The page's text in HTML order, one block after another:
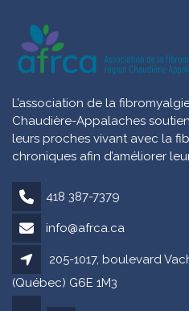
L’association de la
Chaudière-Appalaches
leurs proches vivant avec la
chroniques afin d’améliorer
418 387-7379
info@afrca.ca
205-1017, boulevard
(Québec) G6E 1M3